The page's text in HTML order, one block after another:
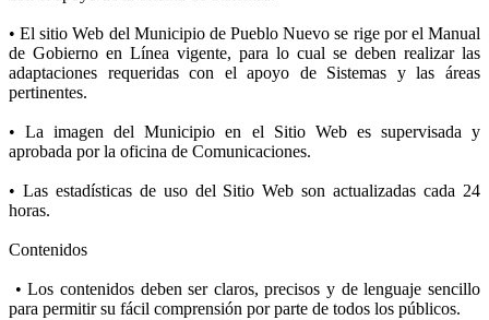
• El sitio Web del Municipio de Pueblo Nuevo se rige por el Manual
de Gobierno en Línea vigente, para lo cual se deben realizar las
adaptaciones requeridas con el apoyo de Sistemas y las áreas
pertinentes.
• La imagen del Municipio en el Sitio Web es supervisada y
aprobada por la oficina de Comunicaciones.
• Las estadísticas de uso del Sitio Web son actualizadas cada 24
horas.
Contenidos
• Los contenidos deben ser claros, precisos y de lenguaje sencillo
para permitir su fácil comprensión por parte de todos los públicos.